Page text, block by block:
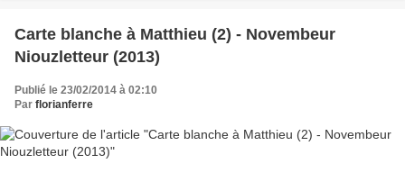
Carte blanche à Matthieu (2) - Novembeur
Niouzletteur (2013)
Publié le 23/02/2014 à 02:10
Par florianferre